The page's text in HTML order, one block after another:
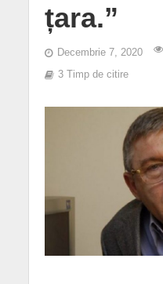
țara.”
Decembrie 7, 2020
3 Timp de citire